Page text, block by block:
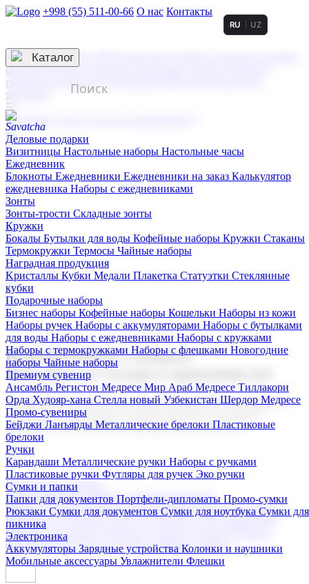
+998 (55) 511-00-66 О нас Контакты
3D гравировка
смолой (Doming)
гравировка твердая
тиснение
RU UZ
☰
Контакты
Каталог
Деловые подарки
Визитницы Настольные наборы Настольные часы
Ежедневник
Блокноты Ежедневники Ежедневники на заказ Калькулятор
ежедневника Наборы с ежедневниками
Зонты
Зонты-трости Складные зонты
Кружки
Бокалы Бутылки для воды Кофейные наборы Кружки Стаканы
Термокружки Термосы Чайные наборы
Наградная продукция
Kристаллы Кубки Медали Плакетка Статуэтки Стеклянные
кубки
Подарочные наборы
Бизнес наборы Кофейные наборы Кошельки Наборы из кожи
Наборы ручек Наборы с аккумуляторами Наборы с бутылками
для воды Наборы с ежедневниками Наборы с кружками
Наборы с термокружками Наборы с флешками Новогодние
наборы Чайные наборы
Премиум сувенир
Ансамбль Регистон Медресе Мир Араб Медресе Тиллакори
Орда Худояр-хана Стелла новый Узбекистан Шердор Медресе
Промо-сувениры
Бейджи Ланъярды Металлические брелоки Пластиковые
брелоки
Ручки
Карандаши Металлические ручки Наборы с ручками
Пластиковые ручки Футляры для ручек Эко ручки
Сумки и папки
Папки для документов Портфели-дипломаты Промо-сумки
Рюкзаки Сумки для документов Сумки для ноутбука Сумки для
пикника
Электроника
Аккумуляторы Зарядные устройства Колонки и наушники
Мобильные аксессуары Увлажнители Флешки
Корпоративные подарки
Поставка со склада и производство
Мы предлагаем широкий выбор корпоративных подарков и
сувениров с логотипом. В нашем каталоге вы найдете
продукцию для бизнеса, мероприятия и клиентов.
Подарочные наборы
Бизнес наборыКофейные наборы Кошельки
Наборы из кожиНаборы ручекНаборы с аккумуляторами
Наборы с бутылками для воды
Наборы с ежедневниками
Наборы с кружками
флешкамиНовогодние наборыЧайные наборы